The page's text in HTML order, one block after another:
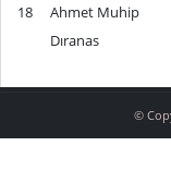
18
Ahmet Muhip
Dıranas
©